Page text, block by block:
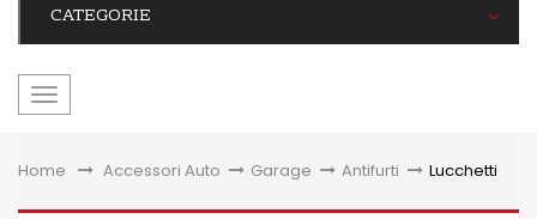
CATEGORIE
navigazione
Home &gt;Accessori Auto > Garage > Antifurti > Lucchetti